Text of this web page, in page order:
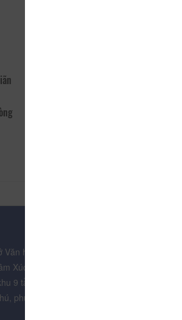
Văn hoá, Thể thao và Du lịch Lâm Đồng.
Xúc tiến Du lịch Lâm Đồng
9 tầng, Trung tâm Hành chính tỉnh Lâm
phường Xuân Hương - Đà Lạt, tỉnh